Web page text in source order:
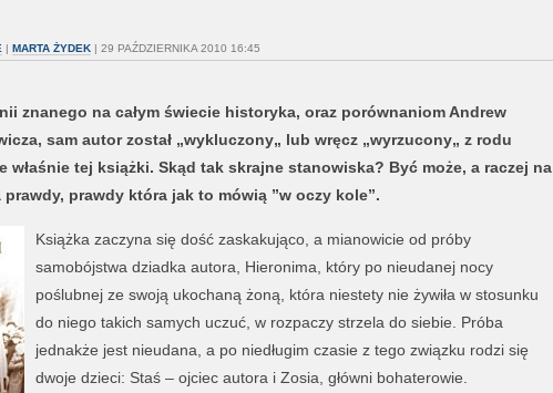
| MARTA ŻYDEK| 29 PAŹDZIERNIKA 2010 16:45
znanego na całym świecie historyka, oraz porównaniom Andrew
sam autor został „wykluczony„ lub wręcz „wyrzucony„ z rodu
właśnie tej książki. Skąd tak skrajne stanowiska? Być może, a raczej na
prawdy która jak to mówią ”w oczy kole”.
Książka zaczyna się dość zaskakująco, a mianowicie od próby
samobójstwa dziadka autora, Hieronima, który po nieudanej nocy
poślubnej ze swoją ukochaną żoną, która niestety nie żywiła w stosunku
do niego takich samych uczuć, w rozpaczy strzela do siebie. Próba
jednakże jest nieudana, a po niedługim czasie z tego związku rodzi się
dwoje dzieci: Staś – ojciec autora i Zosia, główni bohaterowie.